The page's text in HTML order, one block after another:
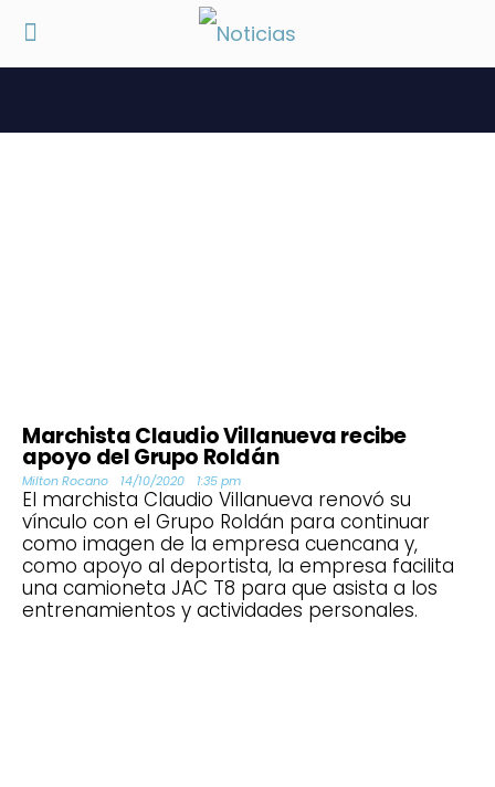
Marchista Claudio Villanueva recibe
apoyo del Grupo Roldán
Milton Rocano 14/10/2020 1:35 pm
El marchista Claudio Villanueva renovó su
vínculo con el Grupo Roldán para continuar
como imagen de la empresa cuencana y,
como apoyo al deportista, la empresa facilita
una camioneta JAC T8 para que asista a los
entrenamientos y actividades personales.